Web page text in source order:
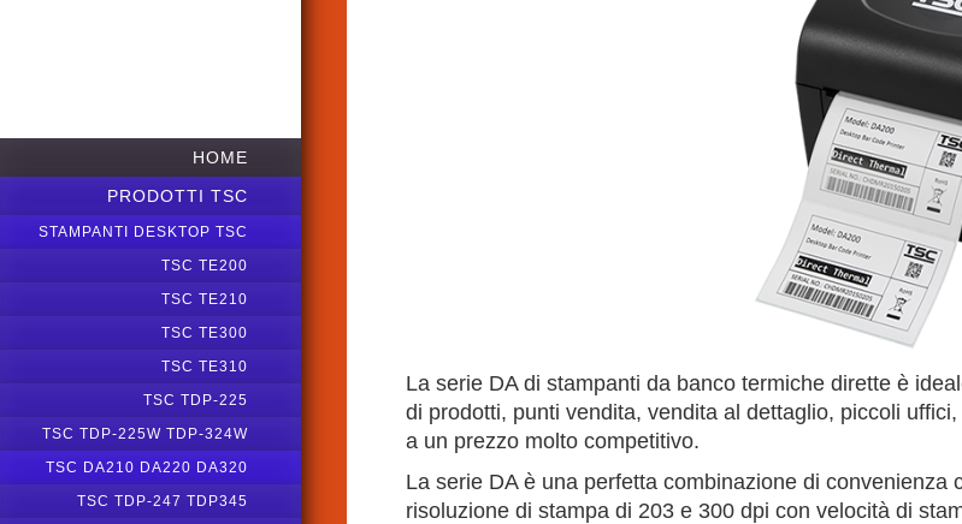
HOME
PRODOTTI TSC
STAMPANTI DESKTOP TSC
TSC TE200
TSC TE210
TSC TE300
TSC TE310
TSC TDP-225
TSC TDP-225W TDP-324W
TSC DA210 DA220 DA320
TSC TDP-247 TDP345
La serie DA di stampanti da banco termiche dirette è
di prodotti, punti vendita, vendita al dettaglio, piccoli
a un prezzo molto competitivo.
La serie DA è una perfetta combinazione di
risoluzione di stampa di 203 e 300 dpi con velocità di